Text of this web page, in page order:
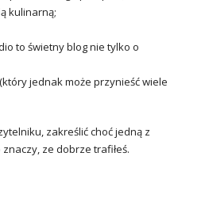
kulinarną;
to świetny blog nie tylko o
jednak może przynieść wiele
zakreślić choć jedną z
ze dobrze trafiłeś.